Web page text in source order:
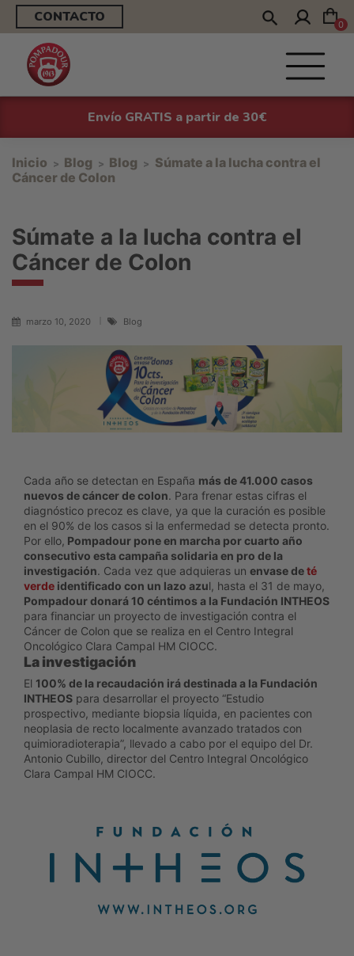
CONTACTO 0
Envío GRATIS a partir de 30€
Inicio Blog Blog
Súmate a la lucha contra el
Cáncer de Colon
Súmate a la lucha contra el
Cáncer de Colon
marzo 10, 2020 Blog
Cada año se detectan en España más de 41.000 casos
nuevos de cáncer de colon. Para frenar estas cifras el
diagnóstico precoz es clave, ya que la curación es posible
en el 90% de los casos si la enfermedad se detecta pronto.
Por ello, Pompadour pone en marcha por cuarto año
consecutivo esta campaña solidaria en pro de la
investigación. Cada vez que adquieras un envase deté
verde identificado con un lazo azul, hasta el 31 de mayo,
Pompadour donará 10 céntimos a la Fundación INTHEOS
para financiar un proyecto de investigación contra el
Cáncer de Colon que se realiza en el Centro Integral
Oncológico Clara Campal HM CIOCC.
La investigación
El 100% de la recaudación irá destinada a la Fundación
INTHEOS para desarrollar el proyecto “Estudio
prospectivo, mediante biopsia líquida, en pacientes con
neoplasia de recto localmente avanzado tratados con
quimioradioterapia”, llevado a cabo por el equipo del Dr.
Antonio Cubillo, director del Centro Integral Oncológico
Clara Campal HM CIOCC.